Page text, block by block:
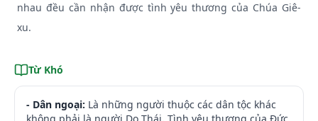
nhau đều cần nhận được tình yêu thương của Chúa Giê-
xu.
Từ Khó
- Dân ngoại: Là những người thuộc các dân tộc khác